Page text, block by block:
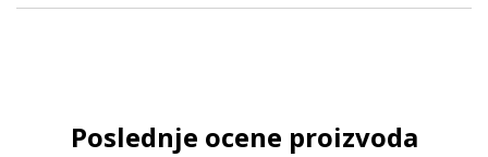
Poslednje ocene proizvoda